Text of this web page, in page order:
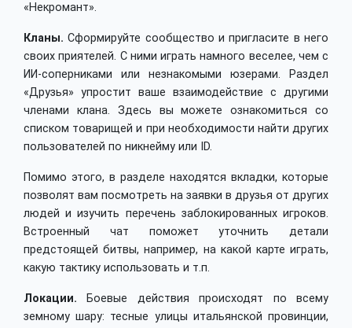
«Некромант».
Кланы. Сформируйте сообщество и пригласите в него
своих приятелей. С ними играть намного веселее, чем с
ИИ-соперниками или незнакомыми юзерами. Раздел
«Друзья» упростит ваше взаимодействие с другими
членами клана. Здесь вы можете ознакомиться со
списком товарищей и при необходимости найти других
пользователей по никнейму или ID.
Помимо этого, в разделе находятся вкладки, которые
позволят вам посмотреть на заявки в друзья от других
людей и изучить перечень заблокированных игроков.
Встроенный чат поможет уточнить детали
предстоящей битвы, например, на какой карте играть,
какую тактику использовать и т.п.
Локации. Боевые действия происходят по всему
земному шару: тесные улицы итальянской провинции,